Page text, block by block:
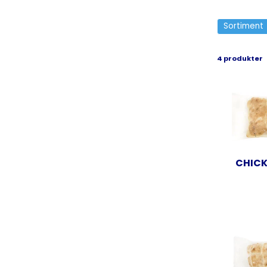
Sortiment
4 produkter